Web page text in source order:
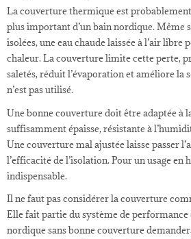
La couverture thermique est
plus important d’un bain nordique. Même
isolées, une eau chaude laissée à l’air libre
chaleur. La couverture limite cette perte,
saletés, réduit l’évaporation et améliore la
n’est pas utilisé.
Une bonne couverture doit être adaptée à
suffisamment épaisse, résistante à
Une couverture mal ajustée laisse passer
l’efficacité de l’isolation. Pour un usage en
indispensable.
Il ne faut pas considérer la couverture
Elle fait partie du système de performance
nordique sans bonne couverture